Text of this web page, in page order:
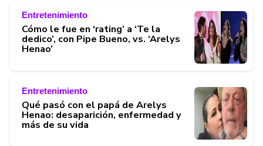
Entretenimiento
Cómo le fue en ‘rating’ a ‘Te la
dedico’, con Pipe Bueno, vs. ‘Arelys
Henao’
Entretenimiento
Qué pasó con el papá de Arelys
Henao: desaparición, enfermedad y
más de su vida